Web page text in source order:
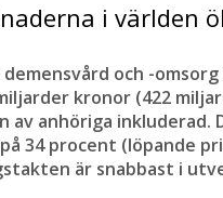
i världen
och -
kronor (422
av anhöriga inkluderad.
34 procent (löpande
är snabbast i